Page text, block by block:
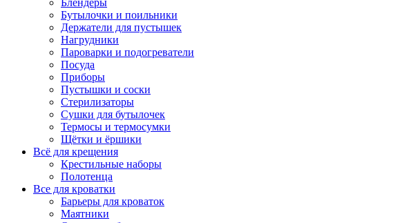
Блендеры
Бутылочки и поильники
Держатели для пустышек
Нагрудники
Пароварки и подогреватели
Посуда
Приборы
Пустышки и соски
Стерилизаторы
Сушки для бутылочек
Термосы и термосумки
Щётки и ёршики
Всё для крещения
Крестильные наборы
Полотенца
Все для кроватки
Барьеры для кроваток
Маятники